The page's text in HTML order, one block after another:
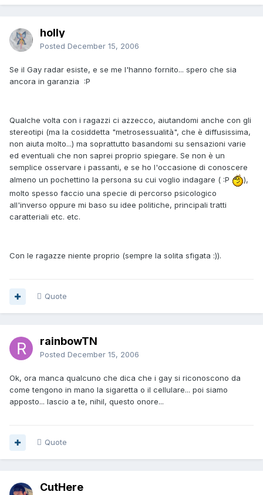
holly
Posted December 15, 2006
Se il Gay radar esiste, e se me l'hanno fornito... spero che sia
ancora in garanzia :P
Qualche volta con i ragazzi ci azzecco, aiutandomi anche con gli
stereotipi (ma la cosiddetta "metrosessualità", che è diffusissima,
non aiuta molto...) ma soprattutto basandomi su sensazioni varie
ed eventuali che non saprei proprio spiegare. Se non è un
semplice osservare i passanti, e se ho l'occasione di conoscere
almeno un pochettino la persona su cui voglio indagare ( :P
),
molto spesso faccio una specie di percorso psicologico
all'inverso oppure mi baso su idee politiche, principali tratti
caratteriali etc. etc.
Con le ragazze niente proprio (sempre la solita sfigata :)).
Quote
rainbowTN
Posted December 15, 2006
Ok, ora manca qualcuno che dica che i gay si riconoscono da
come tengono in mano la sigaretta o il cellulare... poi siamo
apposto... lascio a te, nihil, questo onore...
Quote
CutHere